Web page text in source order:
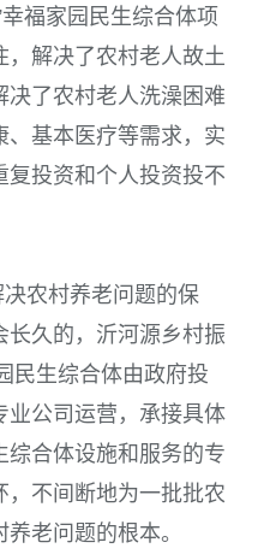
福家园民生综合体项
，解决了农村老人故土
决了农村老人洗澡困难
、基本医疗等需求，实
复投资和个人投资投不
决农村养老问题的保
长久的，沂河源乡村振
民生综合体由政府投
业公司运营，承接具体
综合体设施和服务的专
，不间断地为一批批农
老问题的根本。